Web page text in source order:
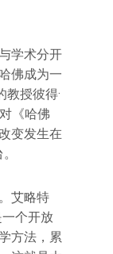
学术分开
佛成为一
教授彼得·
《哈佛
变发生在
艾略特
个开放
方法，累